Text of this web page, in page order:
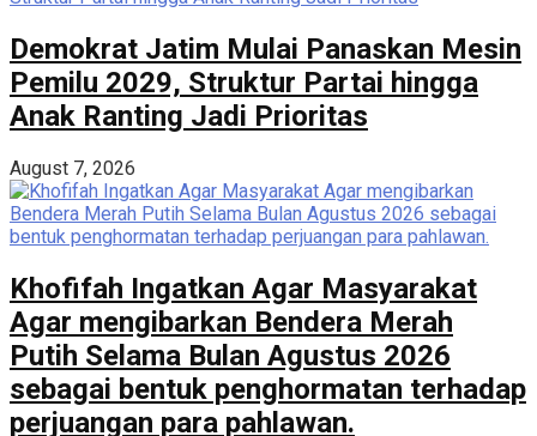
Demokrat Jatim Mulai Panaskan Mesin
Pemilu 2029, Struktur Partai hingga
Anak Ranting Jadi Prioritas
August 7, 2026
Khofifah Ingatkan Agar Masyarakat
Agar mengibarkan Bendera Merah
Putih Selama Bulan Agustus 2026
sebagai bentuk penghormatan terhadap
perjuangan para pahlawan.